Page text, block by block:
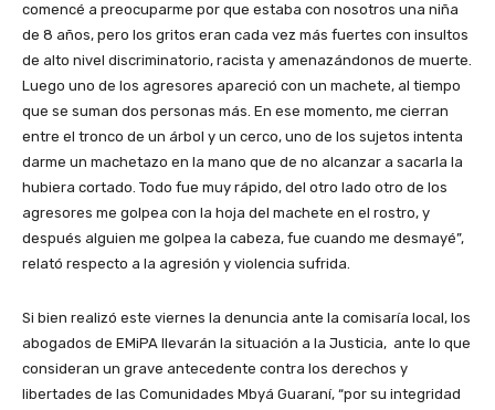
comencé a preocuparme por que estaba con nosotros una niña
de 8 años, pero los gritos eran cada vez más fuertes con insultos
de alto nivel discriminatorio, racista y amenazándonos de muerte.
Luego uno de los agresores apareció con un machete, al tiempo
que se suman dos personas más. En ese momento, me cierran
entre el tronco de un árbol y un cerco, uno de los sujetos intenta
darme un machetazo en la mano que de no alcanzar a sacarla la
hubiera cortado. Todo fue muy rápido, del otro lado otro de los
agresores me golpea con la hoja del machete en el rostro, y
después alguien me golpea la cabeza, fue cuando me desmayé”,
relató respecto a la agresión y violencia sufrida.
Si bien realizó este viernes la denuncia ante la comisaría local, los
abogados de EMiPA llevarán la situación a la Justicia, ante lo que
consideran un grave antecedente contra los derechos y
libertades de las Comunidades Mbyá Guaraní, “por su integridad